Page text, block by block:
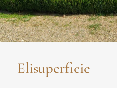
Elisuperficie